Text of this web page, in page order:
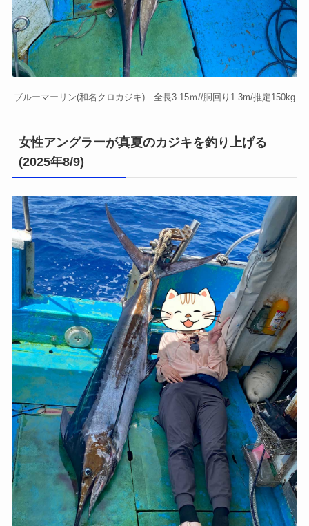
ブルーマーリン(和名クロカジキ) 全長3.15ｍ//胴回り1.3m/推定150kg
女性アングラーが真夏のカジキを釣り上げる
(2025年8/9)